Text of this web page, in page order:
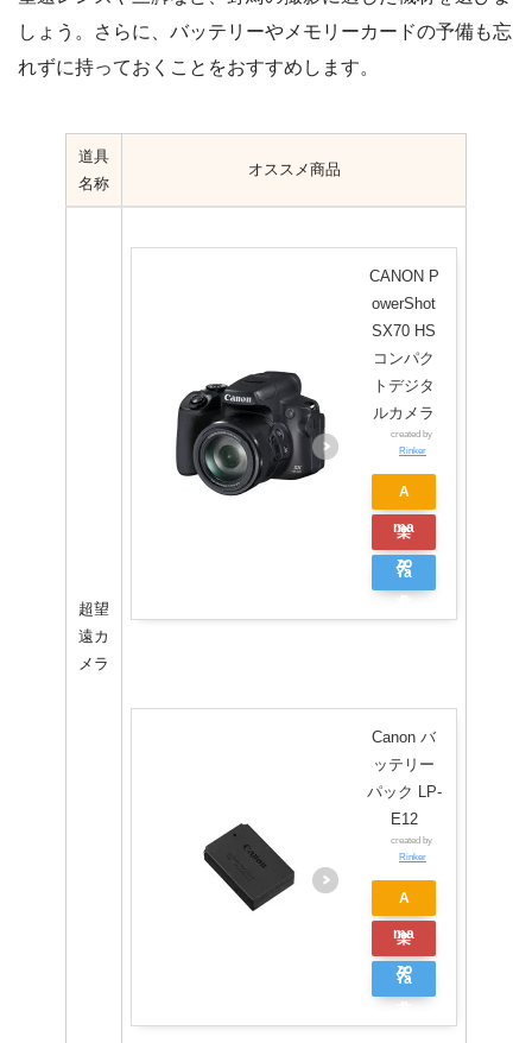
しょう。さらに、バッテリーやメモリーカードの予備も忘
れずに持っておくことをおすすめします。
道具
名称
オススメ商品
超望
遠カ
メラ
CANON P
owerShot
SX70 HS
コンパク
トデジタ
ルカメラ
created by
Rinker
A
ma
zo
n
楽
天
Ya
ピ
ン
グ
Canon バ
ッテリー
パック LP-
E12
created by
Rinker
A
ma
zo
n
楽
天
Ya